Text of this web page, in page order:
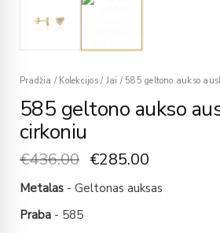
Pradžia / Kolekcijos / Jai /585 geltono aukso
585 geltono aukso
cirkoniu
€436.00 €285.00
Metalas - Geltonas auksas
Praba - 585